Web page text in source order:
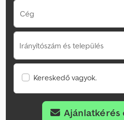
Cég
Irányítószám és település
Kereskedő vagyok.
Ajánlatkérés